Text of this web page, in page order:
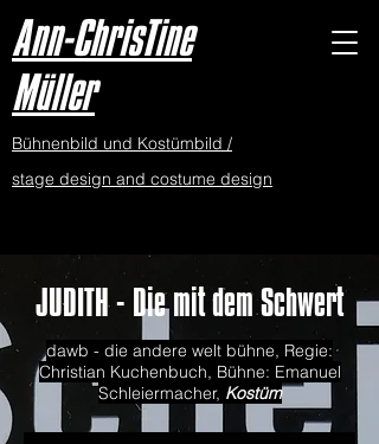
Ann-ChrisTine
Müller
Bühnenbild und Kostümbild /
stage design and costume design
JUDITH - Die mit dem Schwert
dawb - die andere welt bühne, Regie:
Christian Kuchenbuch, Bühne: Emanuel
Schleiermacher, Kostüm